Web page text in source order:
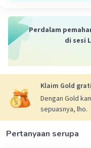
Dengan
memberikan
peristiwa
memperoleh
Beri Rating 0.0
Selly R Level 10
Jawaban
Perdalam
di sesi
Klaim Gold
Dengan Gold
sepuasnya, lho.
Pertanyaan serupa